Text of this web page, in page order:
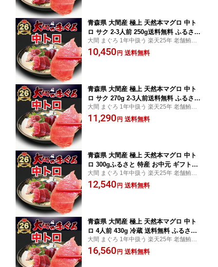
青森県 大間産 極上 天然本マグロ 中ト
ロ サク 2-3人前 250g送料無料 ふるさと
特産 お中元 ギフトまぐろ お刺身 御祝
内祝 お返し 誕生日 贈り物 即日発送 お
大間 まぐろ 1年中扱う 楽天25年 老舗鮪専
門店 中トロ 赤身 大トロ 解体師 手切り 濃厚
な旨み ギフト 冷蔵指定 すぐ食べられます
10,450 円 送料無料
青森県 大間産 極上 天然本マグロ 中ト
ロ サク 270g 2-3人前送料無料 ふるさと
特産 お中元 ギフトまぐろ お刺身 御祝
内祝 お返し 誕生日 贈り物 即日発送 お
大間 まぐろ 1年中扱う 楽天25年 老舗鮪専
門店 中トロ 赤身 大トロ 解体師 手切り 濃厚
な旨み ギフト 冷蔵指定 すぐ食べられます
11,290 円 送料無料
青森県 大間産 極上 天然本マグロ 中ト
ロ 300gふるさと 特産 お中元 ギフトま
ぐろ お刺身 御祝 内祝 お返し 誕生日 贈
り物 即日発送 お取り寄せグルメ 送料無
大間 まぐろ 1年中扱う 楽天25年 老舗鮪専
門店 中トロ 赤身 大トロ 解体師 手切り 濃厚
な旨み ギフト 冷蔵指定 すぐ食べられます
12,540 円 送料無料
青森県 大間産 極上 天然本マグロ 中ト
ロ 4人前 430g 冷蔵 送料無料 ふるさと
特産 お中元 ギフトまぐろ お刺身 御祝
内祝 お返し 誕生日 贈り物 即日発送 お
大間 まぐろ 1年中扱う 楽天25年 老舗鮪専
門店 中トロ 赤身 大トロ 解体師 手切り 濃厚
な旨み ギフト 冷蔵指定 すぐ食べられます
16,560 円 送料無料